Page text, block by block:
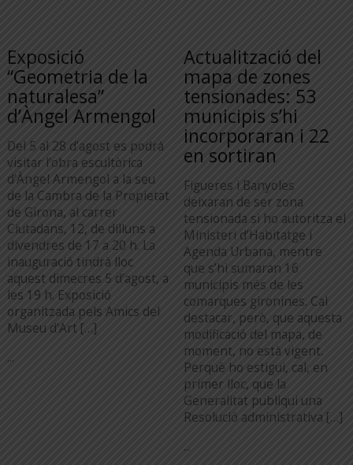
Exposició
“Geometria de la
naturalesa”
d’Àngel Armengol
Del 5 al 28 d’agost es podrà
visitar l’obra escultòrica
d’Àngel Armengol a la seu
de la Cambra de la Propietat
de Girona, al carrer
Ciutadans, 12, de dilluns a
divendres de 17 a 20 h. La
inauguració tindrà lloc
aquest dimecres 5 d’agost, a
les 19 h. Exposició
organitzada pels Amics del
Museu d’Art […]
...
Actualització del
mapa de zones
tensionades: 53
municipis s’hi
incorporaran i 22
en sortiran
Figueres i Banyoles
deixaran de ser zona
tensionada si ho autoritza el
Ministeri d’Habitatge i
Agenda Urbana, mentre
que s’hi sumaran 16
municipis més de les
comarques gironines. Cal
destacar, però, que aquesta
modificació del mapa, de
moment, no està vigent.
Perquè ho estigui, cal, en
primer lloc, que la
Generalitat publiqui una
Resolució administrativa […]
...